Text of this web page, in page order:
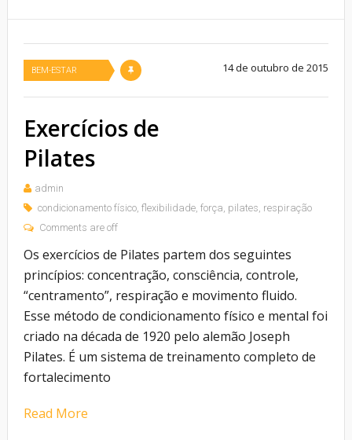
BEM-ESTAR 14 de outubro de 2015
Exercícios de
Pilates
admin
condicionamento físico, flexibilidade, força, pilates, respiração
Comments are off
Os exercícios de Pilates partem dos seguintes
princípios: concentração, consciência, controle,
“centramento”, respiração e movimento fluido.
Esse método de condicionamento físico e mental foi
criado na década de 1920 pelo alemão Joseph
Pilates. É um sistema de treinamento completo de
fortalecimento
Read More